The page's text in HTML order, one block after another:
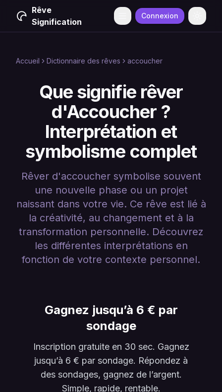
Rêve
Signification
Menu Connexion
Accueil Dictionnaire des rêves accoucher
Que signifie rêver
d'Accoucher ?
Interprétation et
symbolisme complet
Rêver d'accoucher symbolise souvent
une nouvelle phase ou un projet
naissant dans votre vie. Ce rêve est lié à
la créativité, au changement et à la
transformation personnelle. Découvrez
les différentes interprétations en
fonction de votre contexte personnel.
Gagnez jusqu’à 6 € par
sondage
Inscription gratuite en 30 sec. Gagnez
jusqu’à 6 € par sondage. Répondez à
des sondages, gagnez de l’argent.
Simple, rapide, rentable.